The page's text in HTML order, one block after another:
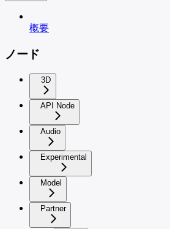
概要
ノード
3D
API Node
Audio
Experimental
Model
Partner